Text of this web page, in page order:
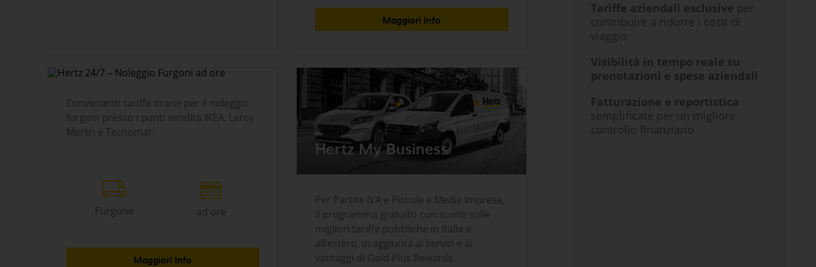
Maggiori Info
Convenienti tariffe orarie per il noleggio
furgoni presso i punti vendita IKEA, Leroy
Merlin e Tecnomat.
Furgone ad ore
Maggiori Info
Hertz My Business
Per Partite IVA e Piccole e Medie Imprese,
il programma gratuito con sconti sulle
migliori tariffe pubbliche in Italia e
all’estero, in aggiunta ai servizi e ai
vantaggi di Gold Plus Rewards.
Tariffe aziendali esclusive per
contribuire a ridurre i costi di
viaggio
Visibilità in tempo reale su
prenotazioni e spese aziendali
Fatturazione e reportistica
semplificate per un migliore
controllo finanziario